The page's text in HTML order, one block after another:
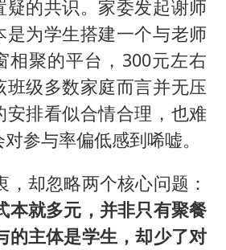
疑的共识。家委发起谢师
是为学生搭建一个与老师
相聚的平台，300元左右
班级多数家庭而言并无压
安排看似合情合理，也难
参与率偏低感到唏嘘。
，却忽略两个核心问题：
本就多元，并非只有聚餐
的主体是学生，却少了对